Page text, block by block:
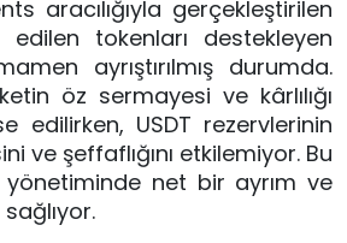
aracılığıyla gerçekleştirilen
edilen tokenları destekleyen
ayrıştırılmış durumda.
öz sermayesi ve kârlılığı
edilirken, USDT rezervlerinin
ve şeffaflığını etkilemiyor. Bu
yönetiminde net bir ayrım ve